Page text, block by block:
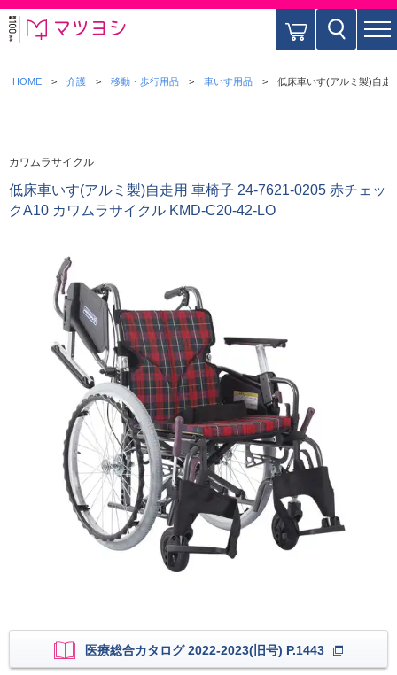
HOME 介護 移動・歩行用品 車いす用品 低床車いす(アルミ製)自走
カワムラサイクル
低床車いす(アルミ製)自走用 車椅子 24-7621-0205 赤チェッ
クA10 カワムラサイクル KMD-C20-42-LO
医療総合カタログ 2022-2023(旧号) P.1443